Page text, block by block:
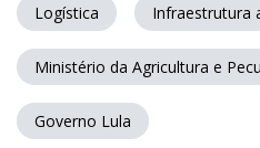
Logística Infraestrutura
Ministério da Agricultura e
Governo Lula